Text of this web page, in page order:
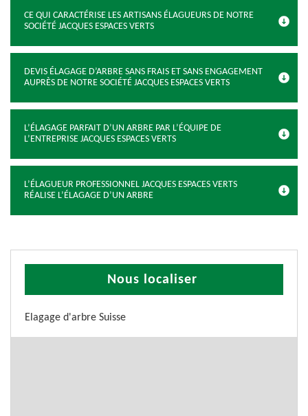
CE QUI CARACTÉRISE LES ARTISANS ÉLAGUEURS DE NOTRE
SOCIÉTÉ JACQUES ESPACES VERTS
DEVIS ÉLAGAGE D’ARBRE SANS FRAIS ET SANS ENGAGEMENT
AUPRÈS DE NOTRE SOCIÉTÉ JACQUES ESPACES VERTS
L’ÉLAGAGE PARFAIT D’UN ARBRE PAR L’ÉQUIPE DE
L’ENTREPRISE JACQUES ESPACES VERTS
L’ÉLAGUEUR PROFESSIONNEL JACQUES ESPACES VERTS
RÉALISE L’ÉLAGAGE D’UN ARBRE
Nous localiser
Elagage d'arbre Suisse